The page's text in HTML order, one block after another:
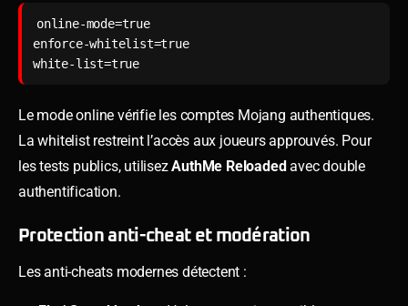
online-mode=true
enforce-whitelist=true
white-list=true
Le mode online vérifie les comptes Mojang authentiques.
La whitelist restreint l’accès aux joueurs approuvés. Pour
les tests publics, utilisezAuthMe Reloadedavec double
authentification.
Protection anti-cheat et modération
Les anti-cheats modernes détectent :